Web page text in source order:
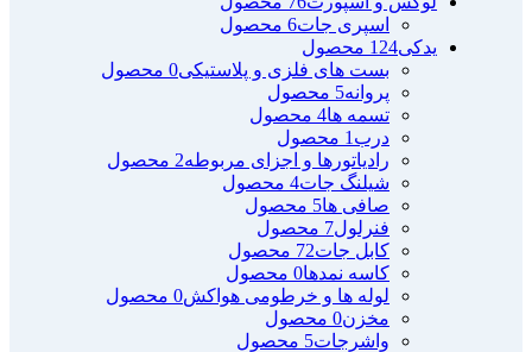
اسپری جات6 محصول
یدکی124 محصول
بست های فلزی و پلاستیکی0 محصول
پروانه5 محصول
تسمه ها4 محصول
درب 1 محصول
رادیاتورها و اجزای مربوطه2 محصول
شیلنگ جات4 محصول
صافی ها5 محصول
فنرلول7 محصول
کابل جات72 محصول
کاسه نمدها0 محصول
لوله ها و خرطومی هواکش0 محصول
مخزن0 محصول
واشرجات5 محصول